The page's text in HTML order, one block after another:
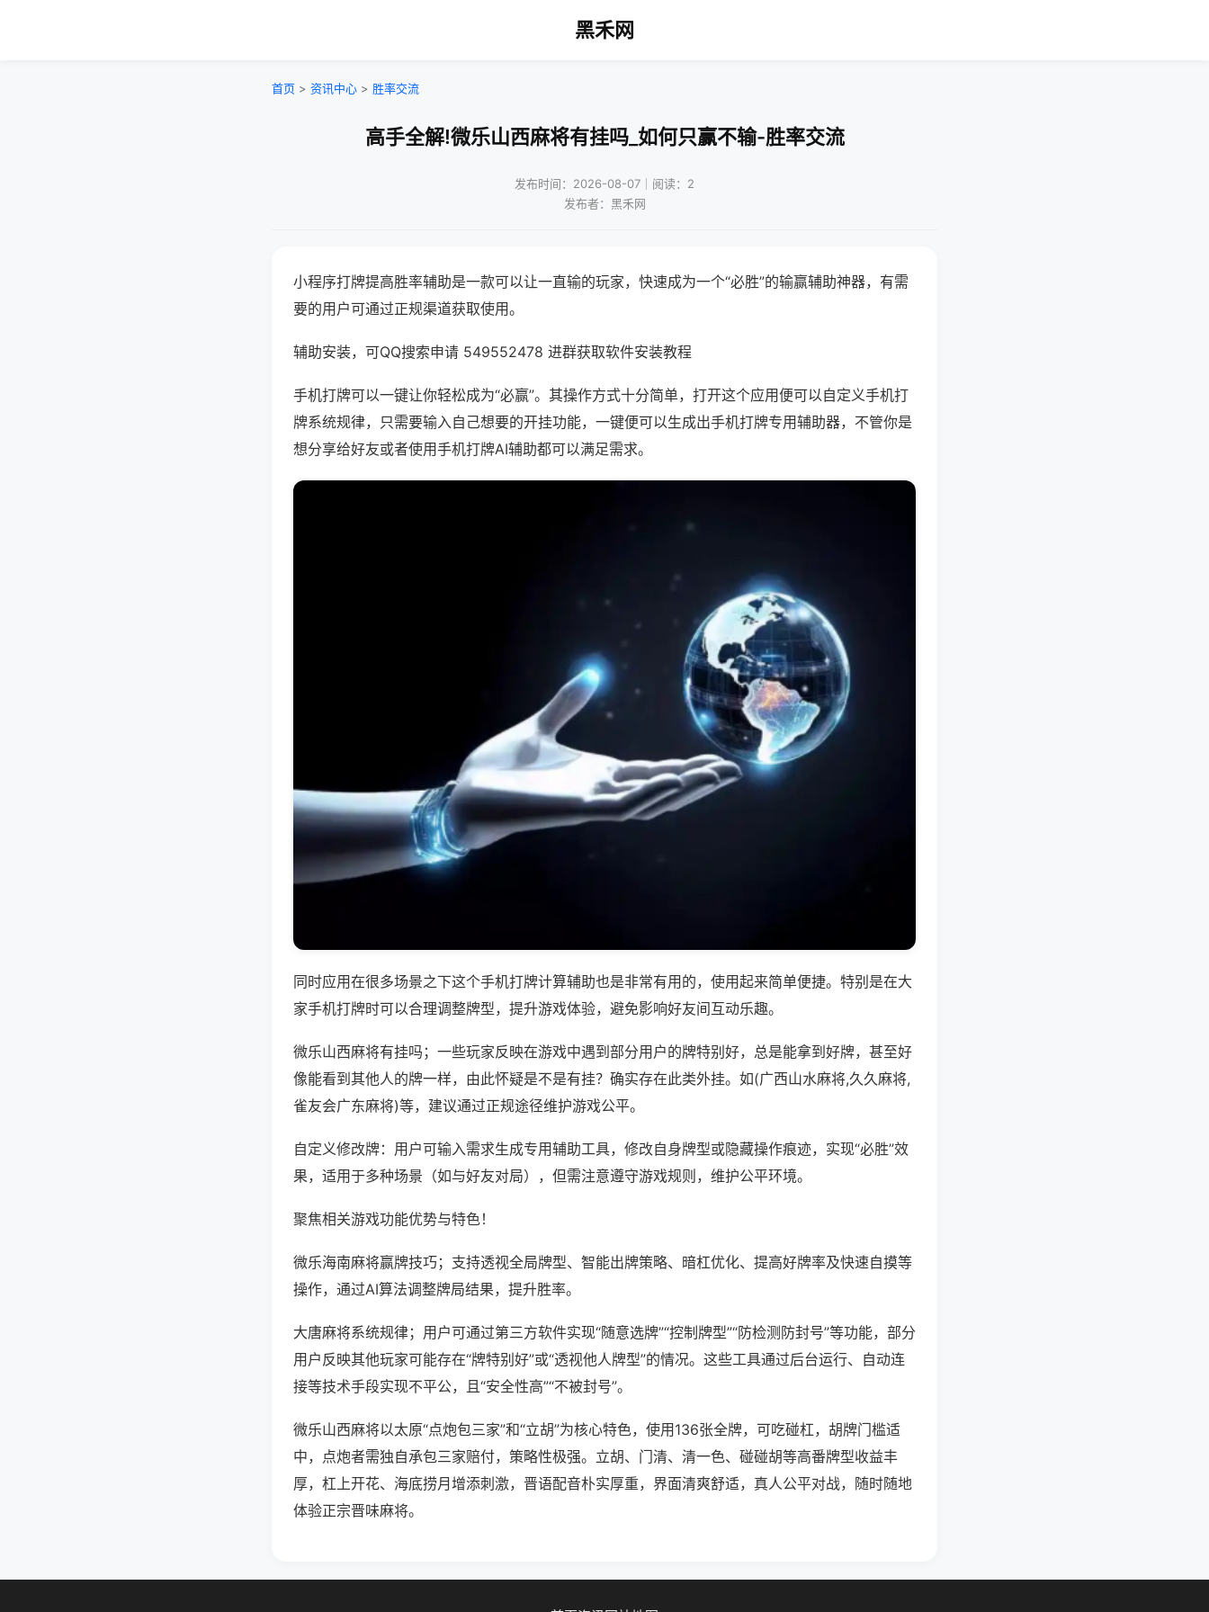
黑禾网
首页 > 资讯中心 > 胜率交流
高手全解!微乐山西麻将有挂吗_如何只赢不输-胜率交流
发布时间：2026-08-07｜阅读：2
发布者：黑禾网
小程序打牌提高胜率辅助是一款可以让一直输的玩家，快速成为一个“必胜”的输赢辅助神器，有需
要的用户可通过正规渠道获取使用。
辅助安装，可QQ搜索申请 549552478 进群获取软件安装教程
手机打牌可以一键让你轻松成为“必赢”。其操作方式十分简单，打开这个应用便可以自定义手机打
牌系统规律，只需要输入自己想要的开挂功能，一键便可以生成出手机打牌专用辅助器，不管你是
想分享给好友或者使用手机打牌AI辅助都可以满足需求。
同时应用在很多场景之下这个手机打牌计算辅助也是非常有用的，使用起来简单便捷。特别是在大
家手机打牌时可以合理调整牌型，提升游戏体验，避免影响好友间互动乐趣。
微乐山西麻将有挂吗；一些玩家反映在游戏中遇到部分用户的牌特别好，总是能拿到好牌，甚至好
像能看到其他人的牌一样，由此怀疑是不是有挂？确实存在此类外挂。如(广西山水麻将,久久麻将,
雀友会广东麻将)等，建议通过正规途径维护游戏公平。
自定义修改牌：用户可输入需求生成专用辅助工具，修改自身牌型或隐藏操作痕迹，实现“必胜”效
果，适用于多种场景（如与好友对局），但需注意遵守游戏规则，维护公平环境。
聚焦相关游戏功能优势与特色！
微乐海南麻将赢牌技巧；支持透视全局牌型、智能出牌策略、暗杠优化、提高好牌率及快速自摸等
操作，通过AI算法调整牌局结果，提升胜率。
大唐麻将系统规律；用户可通过第三方软件实现“随意选牌”“控制牌型”“防检测防封号”等功能，部分
用户反映其他玩家可能存在“牌特别好”或“透视他人牌型”的情况。这些工具通过后台运行、自动连
接等技术手段实现不平公，且“安全性高”“不被封号”。
微乐山西麻将以太原“点炮包三家”和“立胡”为核心特色，使用136张全牌，可吃碰杠，胡牌门槛适
中，点炮者需独自承包三家赔付，策略性极强。立胡、门清、清一色、碰碰胡等高番牌型收益丰
厚，杠上开花、海底捞月增添刺激，晋语配音朴实厚重，界面清爽舒适，真人公平对战，随时随地
体验正宗晋味麻将。